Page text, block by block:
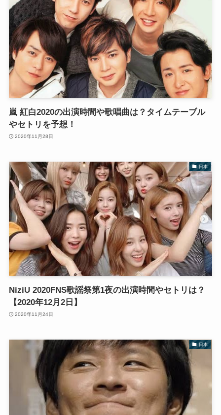
嵐 紅白2020の出演時間や歌唱曲は？タイムテーブル
やセトリを予想！
2020年11月28日
日本
NiziU 2020FNS歌謡祭第1夜の出演時間やセトリは？
【2020年12月2日】
2020年11月24日
日本